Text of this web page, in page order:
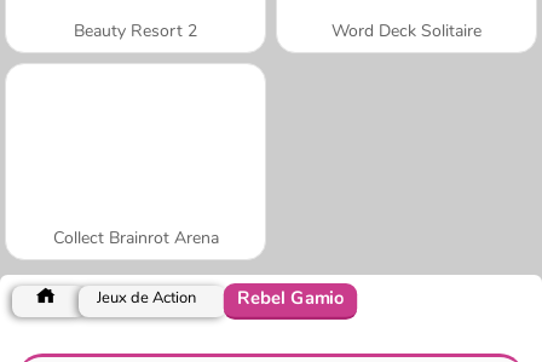
Beauty Resort 2 Word Deck Solitaire
Collect Brainrot Arena
Jeux de Action Rebel Gamio